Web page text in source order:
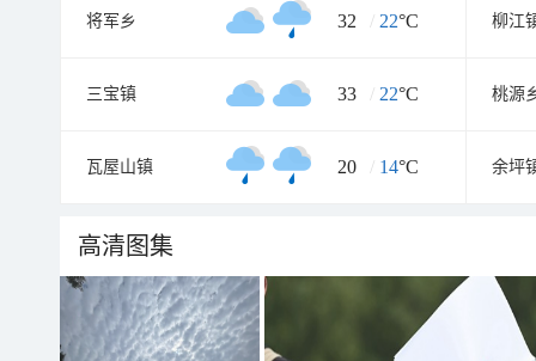
将军乡 32 / 22°C 柳江
三宝镇 33 / 22°C 桃源
瓦屋山镇 20 / 14°C 余坪
高清图集